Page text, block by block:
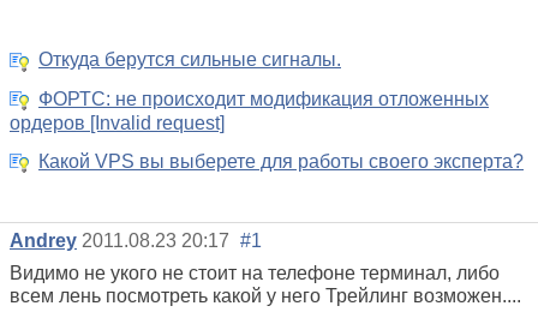
Откуда берутся сильные сигналы.
ФОРТС: не происходит модификация отложенных
ордеров [Invalid request]
Какой VPS вы выберете для работы своего эксперта?
Andrey 2011.08.23 20:17 #1
Видимо не укого не стоит на телефоне терминал, либо
всем лень посмотреть какой у него Трейлинг возможен....